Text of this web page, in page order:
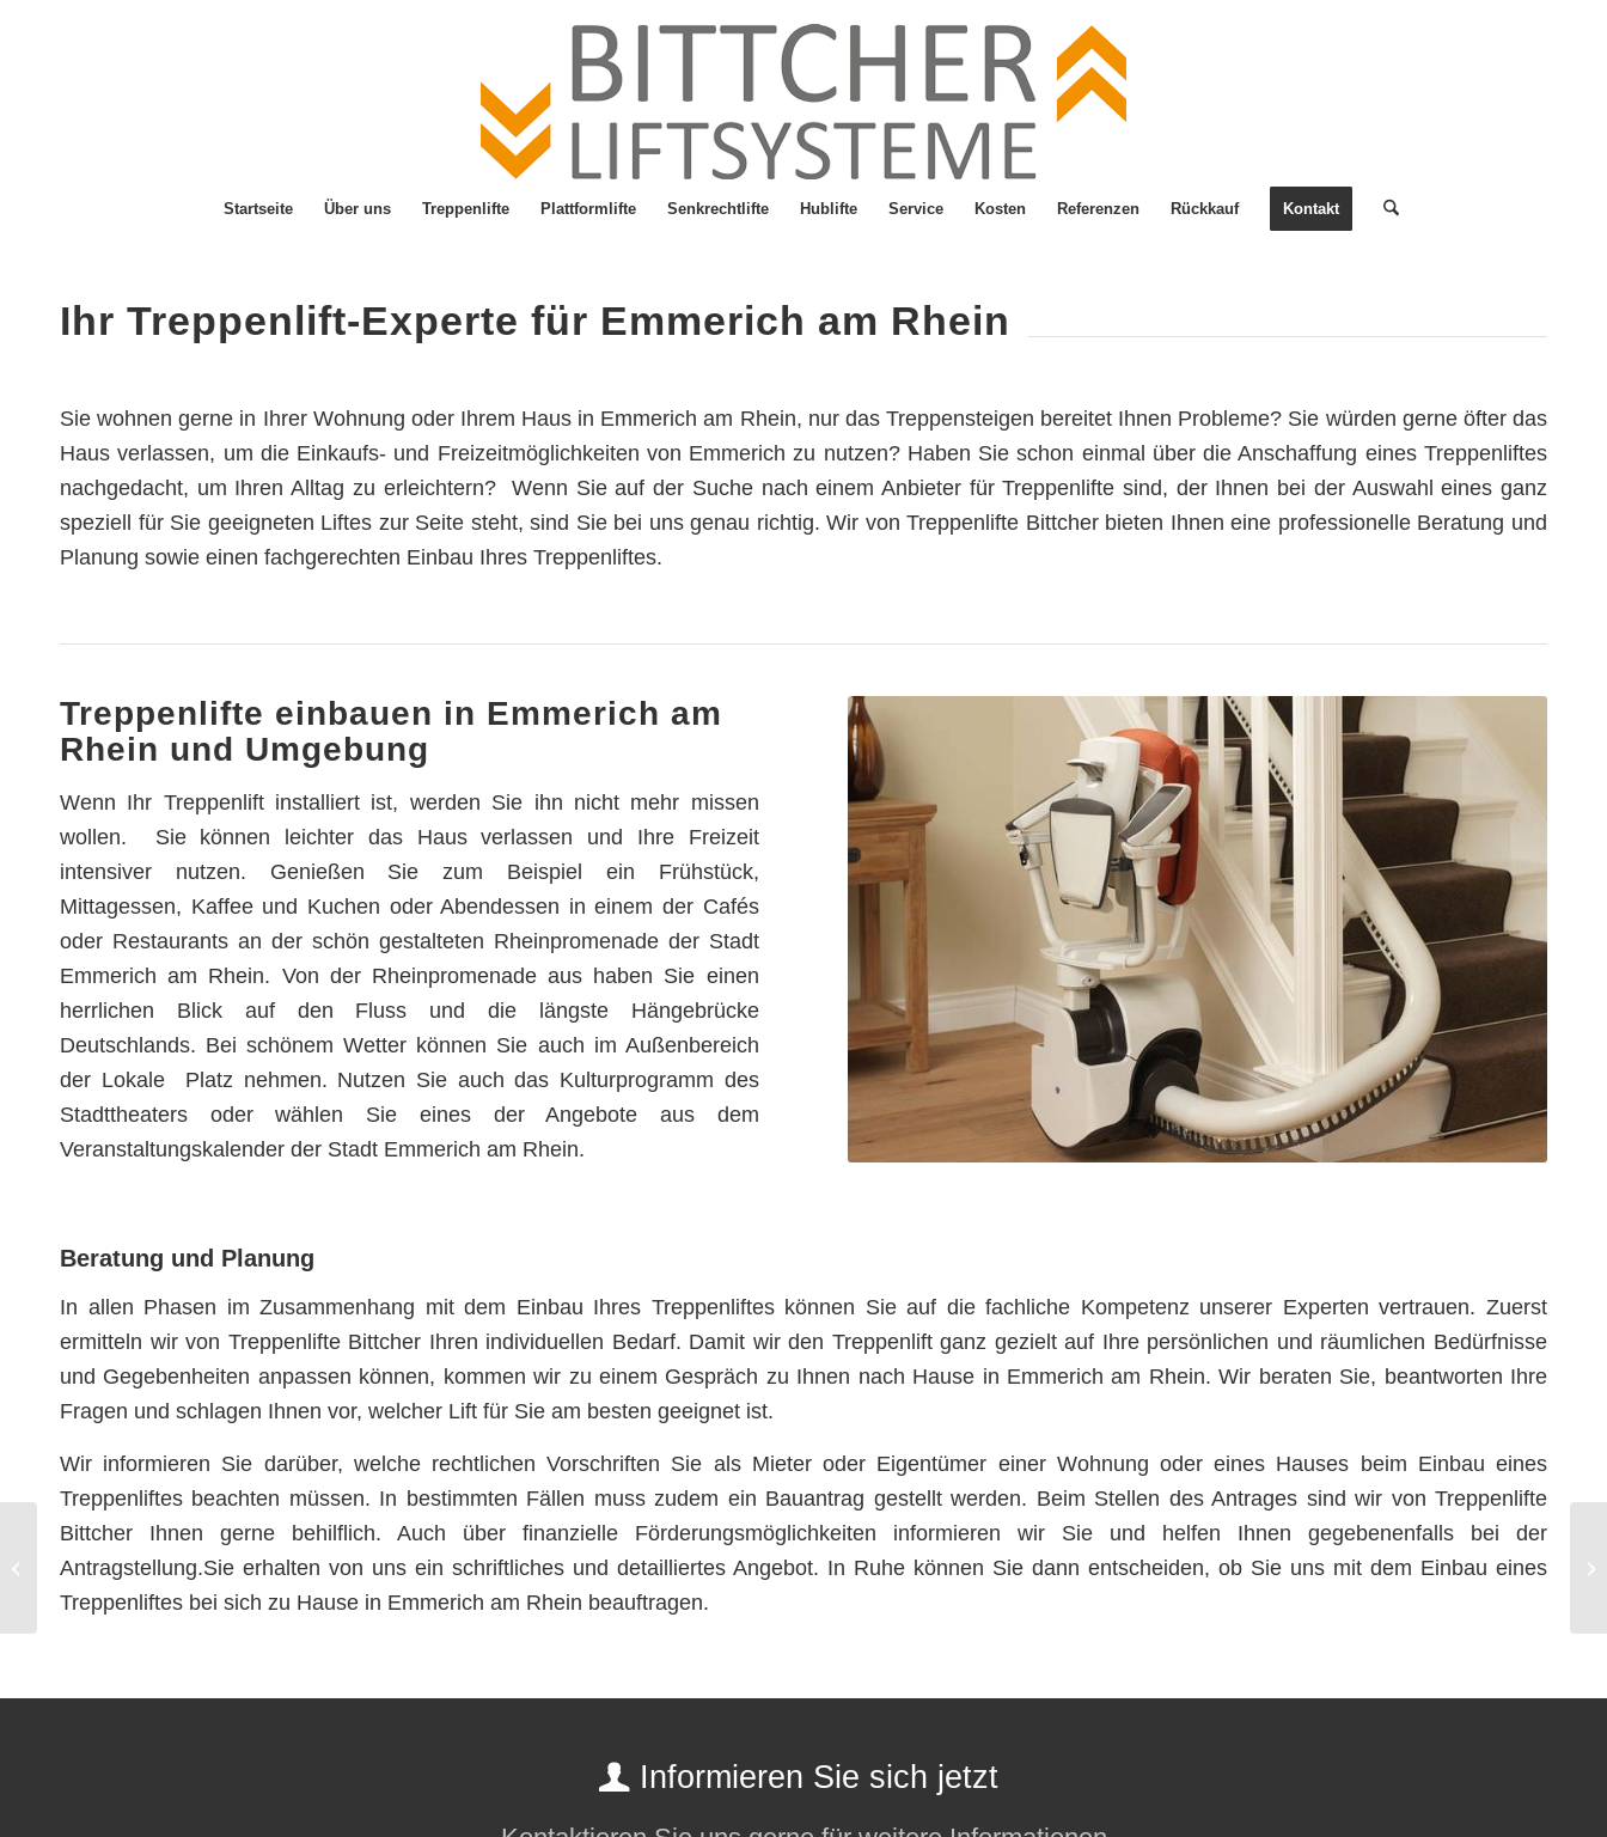
Startseite Über uns Treppenlifte Plattformlifte Senkrechtlifte Hublifte Service Kosten Referenzen Rückkauf Kontakt
Ihr Treppenlift-Experte für Emmerich am Rhein
Sie wohnen gerne in Ihrer Wohnung oder Ihrem Haus in Emmerich am Rhein, nur das Treppensteigen bereitet Ihnen Probleme? Sie würden gerne öfter das
Haus verlassen, um die Einkaufs- und Freizeitmöglichkeiten von Emmerich zu nutzen? Haben Sie schon einmal über die Anschaffung eines Treppenliftes
nachgedacht, um Ihren Alltag zu erleichtern? Wenn Sie auf der Suche nach einem Anbieter für Treppenlifte sind, der Ihnen bei der Auswahl eines ganz
speziell für Sie geeigneten Liftes zur Seite steht, sind Sie bei uns genau richtig. Wir von Treppenlifte Bittcher bieten Ihnen eine professionelle Beratung und
Planung sowie einen fachgerechten Einbau Ihres Treppenliftes.
Treppenlifte einbauen in Emmerich am
Rhein und Umgebung
Wenn Ihr Treppenlift installiert ist, werden Sie ihn nicht mehr missen
wollen. Sie können leichter das Haus verlassen und Ihre Freizeit
intensiver nutzen. Genießen Sie zum Beispiel ein Frühstück,
Mittagessen, Kaffee und Kuchen oder Abendessen in einem der Cafés
oder Restaurants an der schön gestalteten Rheinpromenade der Stadt
Emmerich am Rhein. Von der Rheinpromenade aus haben Sie einen
herrlichen Blick auf den Fluss und die längste Hängebrücke
Deutschlands. Bei schönem Wetter können Sie auch im Außenbereich
der Lokale Platz nehmen. Nutzen Sie auch das Kulturprogramm des
Stadttheaters oder wählen Sie eines der Angebote aus dem
Veranstaltungskalender der Stadt Emmerich am Rhein.
Beratung und Planung
In allen Phasen im Zusammenhang mit dem Einbau Ihres Treppenliftes können Sie auf die fachliche Kompetenz unserer Experten vertrauen. Zuerst
ermitteln wir von Treppenlifte Bittcher Ihren individuellen Bedarf. Damit wir den Treppenlift ganz gezielt auf Ihre persönlichen und räumlichen Bedürfnisse
und Gegebenheiten anpassen können, kommen wir zu einem Gespräch zu Ihnen nach Hause in Emmerich am Rhein. Wir beraten Sie, beantworten Ihre
Fragen und schlagen Ihnen vor, welcher Lift für Sie am besten geeignet ist.
Wir informieren Sie darüber, welche rechtlichen Vorschriften Sie als Mieter oder Eigentümer einer Wohnung oder eines Hauses beim Einbau eines
Treppenliftes beachten müssen. In bestimmten Fällen muss zudem ein Bauantrag gestellt werden. Beim Stellen des Antrages sind wir von Treppenlifte
Bittcher Ihnen gerne behilflich. Auch über finanzielle Förderungsmöglichkeiten informieren wir Sie und helfen Ihnen gegebenenfalls bei der
Antragstellung.Sie erhalten von uns ein schriftliches und detailliertes Angebot. In Ruhe können Sie dann entscheiden, ob Sie uns mit dem Einbau eines
Treppenliftes bei sich zu Hause in Emmerich am Rhein beauftragen.
Informieren Sie sich jetzt
Oberhausen